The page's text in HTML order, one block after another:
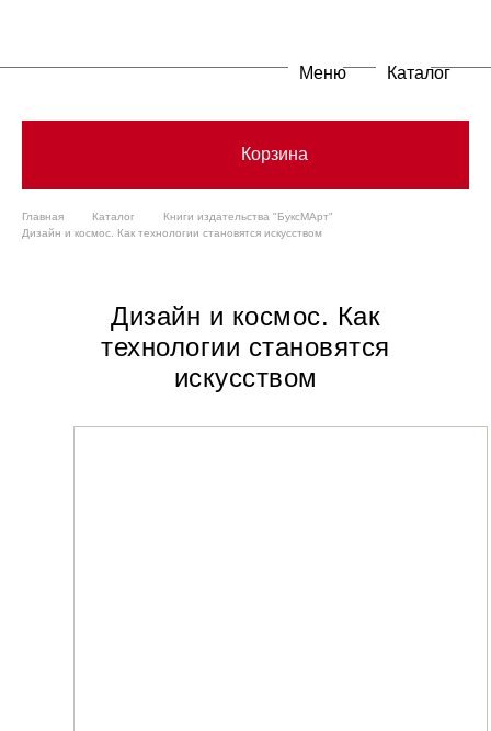
Меню Каталог
Корзина
Главная Каталог
Книги издательства "БуксМАрт"
Дизайн и космос. Как технологии становятся искусством
Дизайн и космос. Как
технологии становятся
искусством